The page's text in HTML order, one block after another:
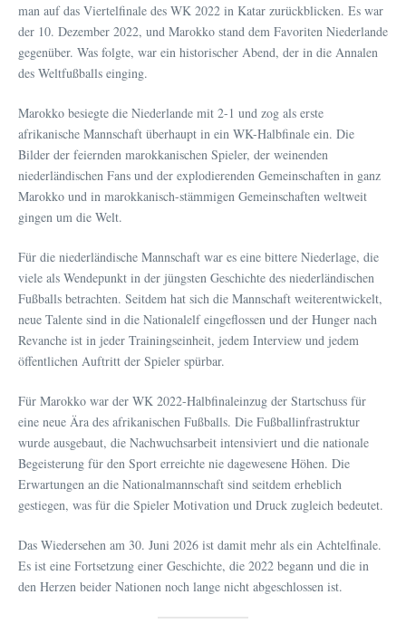
man auf das Viertelfinale des WK 2022 in Katar zurückblicken. Es war
der 10. Dezember 2022, und Marokko stand dem Favoriten Niederlande
gegenüber. Was folgte, war ein historischer Abend, der in die Annalen
des Weltfußballs einging.
Marokko besiegte die Niederlande mit 2-1 und zog als erste
afrikanische Mannschaft überhaupt in ein WK-Halbfinale ein. Die
Bilder der feiernden marokkanischen Spieler, der weinenden
niederländischen Fans und der explodierenden Gemeinschaften in ganz
Marokko und in marokkanisch-stämmigen Gemeinschaften weltweit
gingen um die Welt.
Für die niederländische Mannschaft war es eine bittere Niederlage, die
viele als Wendepunkt in der jüngsten Geschichte des niederländischen
Fußballs betrachten. Seitdem hat sich die Mannschaft weiterentwickelt,
neue Talente sind in die Nationalelf eingeflossen und der Hunger nach
Revanche ist in jeder Trainingseinheit, jedem Interview und jedem
öffentlichen Auftritt der Spieler spürbar.
Für Marokko war der WK 2022-Halbfinaleinzug der Startschuss für
eine neue Ära des afrikanischen Fußballs. Die Fußballinfrastruktur
wurde ausgebaut, die Nachwuchsarbeit intensiviert und die nationale
Begeisterung für den Sport erreichte nie dagewesene Höhen. Die
Erwartungen an die Nationalmannschaft sind seitdem erheblich
gestiegen, was für die Spieler Motivation und Druck zugleich bedeutet.
Das Wiedersehen am 30. Juni 2026 ist damit mehr als ein Achtelfinale.
Es ist eine Fortsetzung einer Geschichte, die 2022 begann und die in
den Herzen beider Nationen noch lange nicht abgeschlossen ist.